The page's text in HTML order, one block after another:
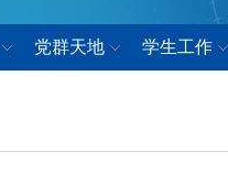
党群天地 学生工作